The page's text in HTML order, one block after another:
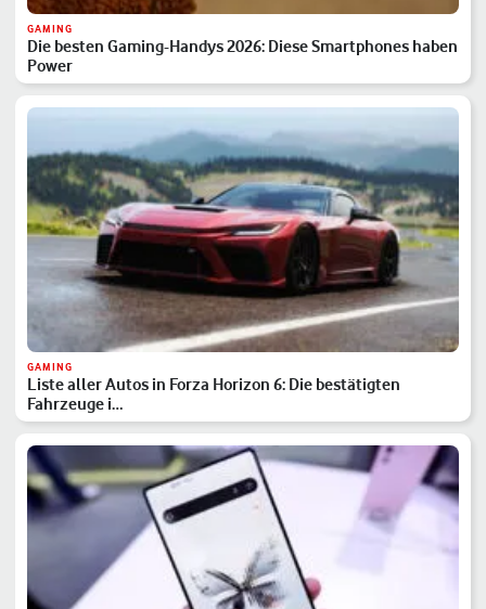
GAMING
Die besten Gaming-Handys 2026: Diese Smartphones haben
Power
GAMING
Liste aller Autos in Forza Horizon 6: Die bestätigten
Fahrzeuge i…